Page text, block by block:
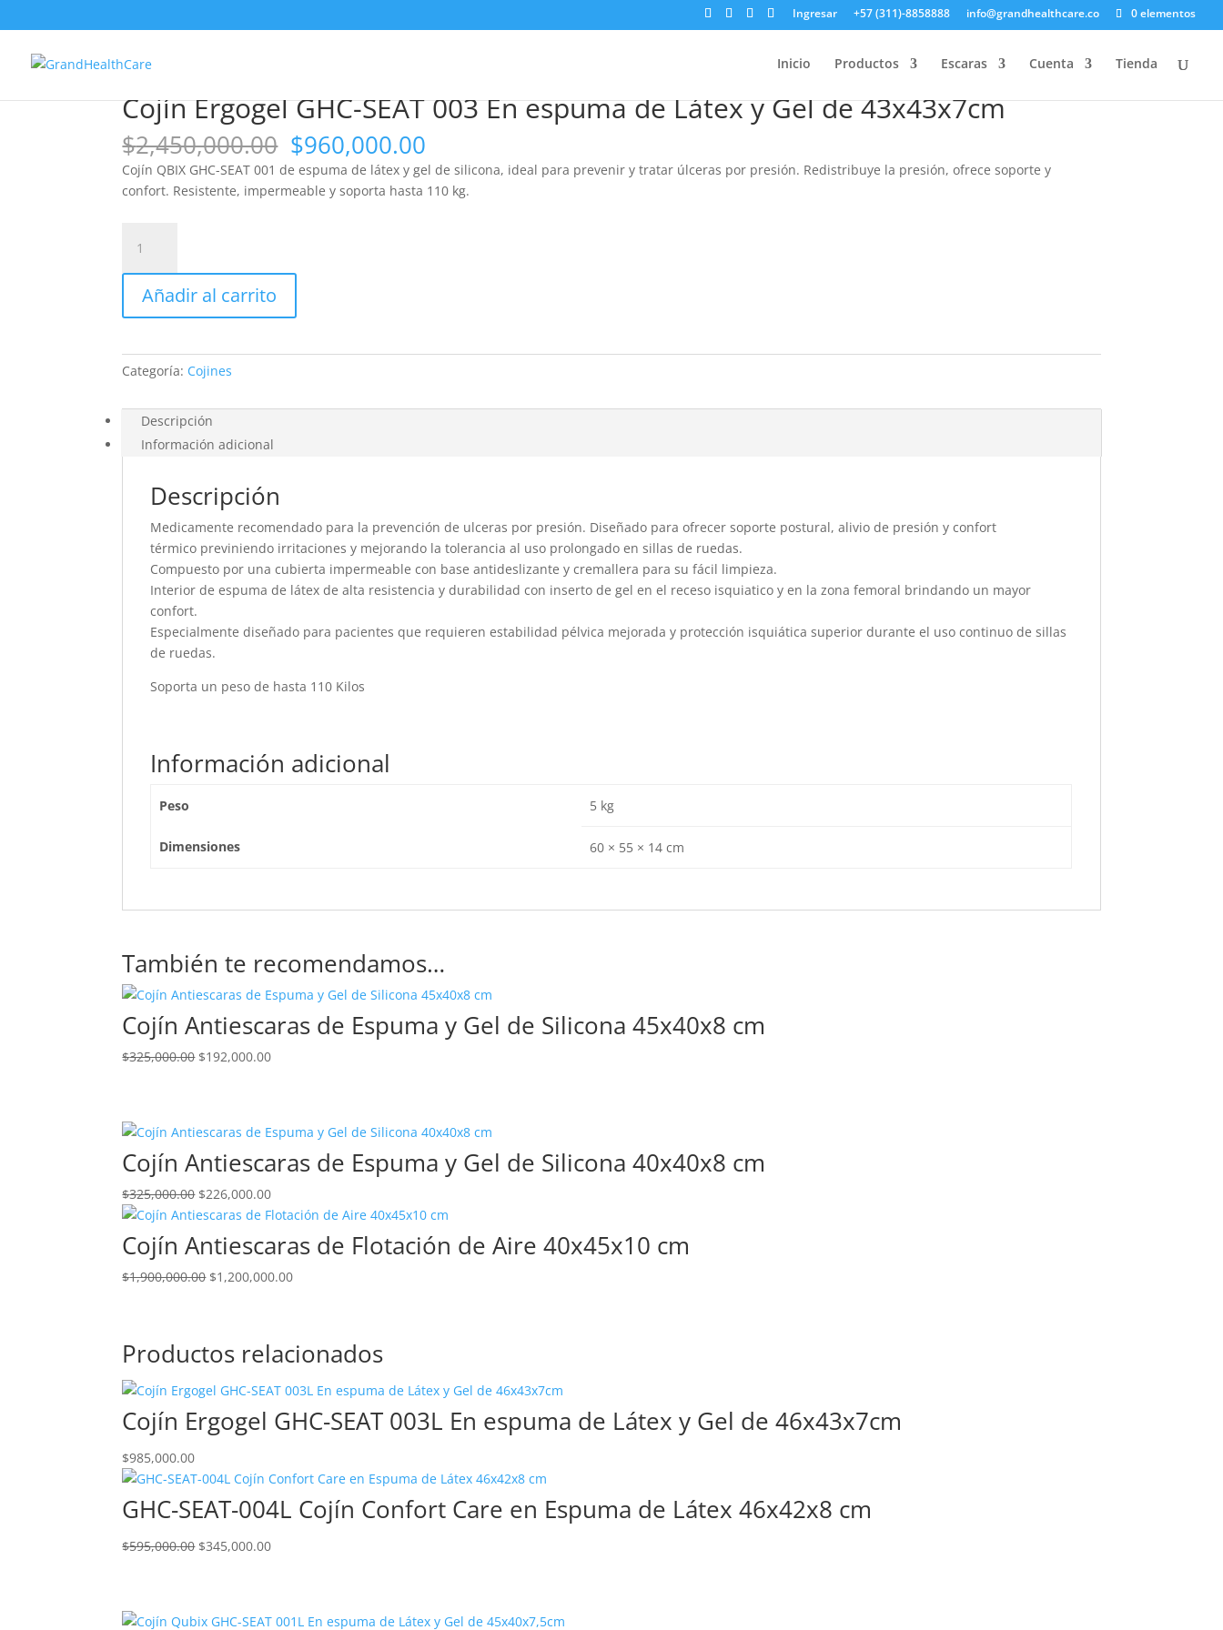
Ingresar +57 (311)-8858888 info@grandhealthcare.co 0 elementos
Inicio Productos Escaras Cuenta Tienda
Inicio
¡Oferta!
Cojín Ergogel GHC-SEAT 003 En espuma de Látex y Gel de 43x43x7cm
$2,450,000.00 El
precio
original
era:
$960,000.00
precio
actual
es:
Cojín QBIX GHC-SEAT 001 de espuma de látex y gel de silicona, ideal para prevenir y tratar úlceras por presión. Redistribuye la presión, ofrece soporte y
confort. Resistente, impermeable y soporta hasta 110 kg.
Ergogel
GHC-
SEAT
003
espuma
de
de
43x43x7cm
cantidad
Añadir al carrito
Categoría: Cojines
Descripción
Información adicional
Descripción
Medicamente recomendado para la prevención de ulceras por presión. Diseñado para ofrecer soporte postural, alivio de presión y confort
térmico previniendo irritaciones y mejorando la tolerancia al uso prolongado en sillas de ruedas.
Compuesto por una cubierta impermeable con base antideslizante y cremallera para su fácil limpieza.
Interior de espuma de látex de alta resistencia y durabilidad con inserto de gel en el receso isquiatico y en la zona femoral brindando un mayor
confort.
Especialmente diseñado para pacientes que requieren estabilidad pélvica mejorada y protección isquiática superior durante el uso continuo de sillas
de ruedas.
Soporta un peso de hasta 110 Kilos
Información adicional
Peso 5 kg
Dimensiones 60 × 55 × 14 cm
También te recomendamos…
¡Oferta!
Cojín Antiescaras de Espuma y Gel de Silicona 45x40x8 cm
$325,000.00 El
$325,000.00.
$192,000.00El
$192,000.00.
¡Oferta!
Cojín Antiescaras de Espuma y Gel de Silicona 40x40x8 cm
$325,000.00 El
precio
original
era:
$325,000.00.
$226,000.00El
precio
es:
$226,000.00.
¡Oferta!
Cojín Antiescaras de Flotación de Aire 40x45x10 cm
$1,900,000.00 El
$1,900,000.00.
$1,200,000.00El
$1,200,000.00.
Productos relacionados
Cojín Ergogel GHC-SEAT 003L En espuma de Látex y Gel de 46x43x7cm
$985,000.00
¡Oferta!
GHC-SEAT-004L Cojín Confort Care en Espuma de Látex 46x42x8 cm
$595,000.00 El
$345,000.00El
¡Oferta!